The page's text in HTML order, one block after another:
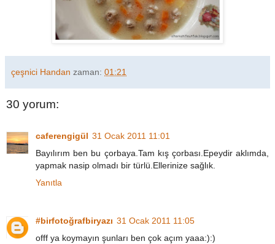
çeşnici Handan zaman: 01:21
30 yorum:
caferengigül 31 Ocak 2011 11:01
Bayılırım ben bu çorbaya.Tam kış çorbası.Epeydir aklımda,
yapmak nasip olmadı bir türlü.Ellerinize sağlık.
Yanıtla
#birfotoğrafbiryazı 31 Ocak 2011 11:05
offf ya koymayın şunları ben çok açım yaaa:):)